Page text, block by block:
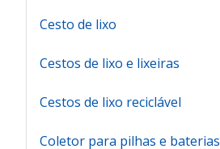
Cesto de lixo
Cestos de lixo e lixeiras
Cestos de lixo reciclável
Coletor para pilhas e baterias